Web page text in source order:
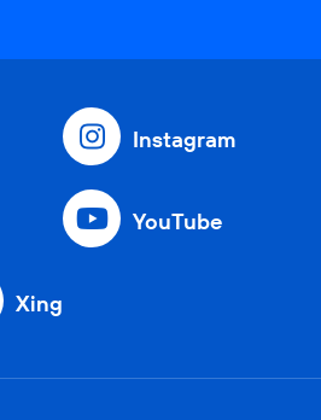
Instagram
YouTube
Xing